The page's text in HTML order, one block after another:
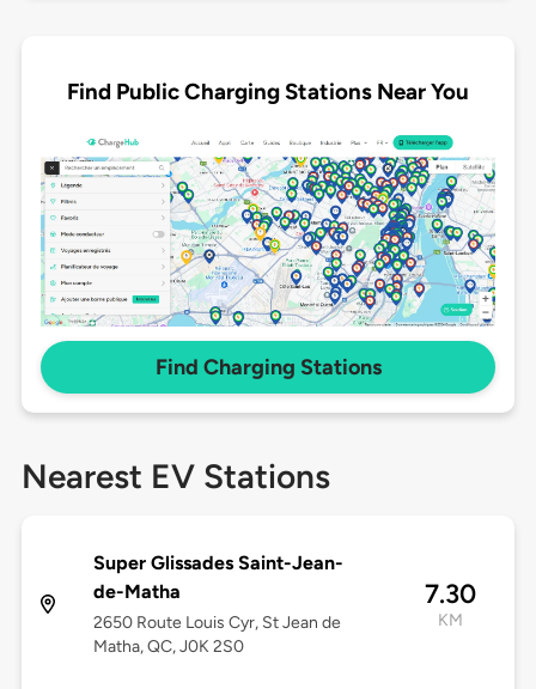
Find Public Charging Stations Near You
Find Charging Stations
Nearest EV Stations
Super Glissades Saint-Jean-
de-Matha
2650 Route Louis Cyr, St Jean de
Matha, QC, J0K 2S0
7.30
KM